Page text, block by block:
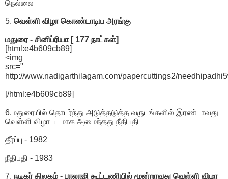
நெல்லை
5. வெள்ளி விழா கொண்டாடிய அரங்கு
மதுரை - சினிப்ரியா [ 177 நாட்கள்]
[html:e4b609cb89]
<img
src="
http://www.nadigarthilagam.com/papercuttings2/
[/html:e4b609cb89]
6.மதுரையில் தொடர்ந்து அடுத்தடுத்த வருடங்களில் இரண்டாவது
வெள்ளி விழா படமாக அமைந்தது நீதிபதி
தீர்ப்பு - 1982
நீதிபதி - 1983
7. நடிகர் திலகம் - பாலாஜி கூட்டணியில் மூன்றாவது வெள்ளி விழா